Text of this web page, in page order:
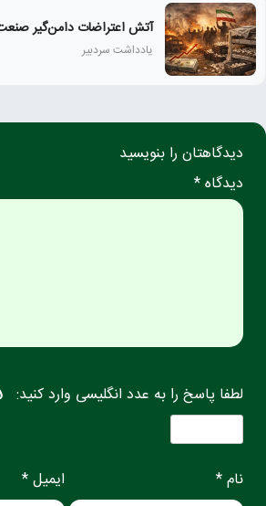
آتش اعتراضات دامن‌گیر
یادداشت سردبیر
دیدگاهتان را بنویسید
دیدگاه *
لطفا پاسخ را به عدد انگلیسی وارد کنید: =
نام * ایمیل *